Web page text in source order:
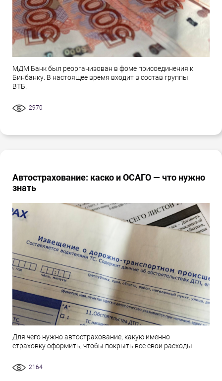
МДМ Банк был реорганизован в фоме присоединения к
Бинбанку. В настоящее время входит в состав группы
ВТБ.
2970
Автострахование: каско и ОСАГО — что нужно
знать
Для чего нужно автострахование, какую именно
страховку оформить, чтобы покрыть все свои расходы.
2164